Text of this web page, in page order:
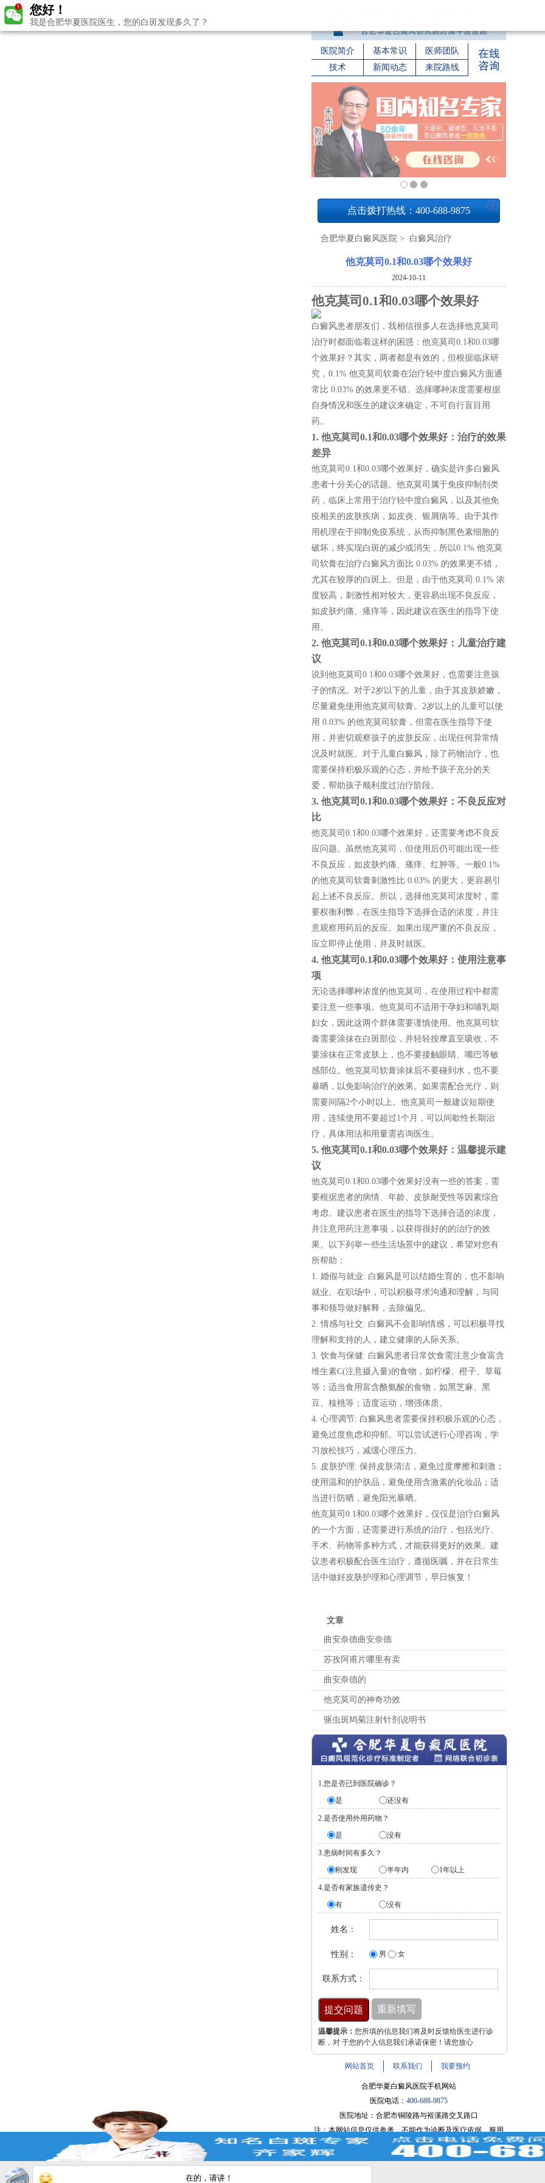
医院简介 基本常识
医师团队
技术
新闻动态 来院路线
点击拨打热线：400-688-9875 1
合肥华夏白癜风医院 > 白癜风治疗
他克莫司0.1和0.03哪个效果好
2024-10-11
他克莫司0.1和0.03哪个效果好
白癜风患者朋友们，我相信很多人在选择他克莫司
治疗时都面临着这样的困惑：他克莫司0.1和0.03哪
个效果好？其实，两者都是有效的，但根据临床研
究，0.1% 他克莫司软膏在治疗轻中度白癜风方面通
常比 0.03% 的效果更不错。选择哪种浓度需要根据
自身情况和医生的建议来确定，不可自行盲目用
药。
1. 他克莫司0.1和0.03哪个效果好：治疗的效果
差异
他克莫司0.1和0.03哪个效果好，确实是许多白癜风
患者十分关心的话题。他克莫司属于免疫抑制剂类
药，临床上常用于治疗轻中度白癜风，以及其他免
疫相关的皮肤疾病，如皮炎、银屑病等。由于其作
用机理在于抑制免疫系统，从而抑制黑色素细胞的
破坏，终实现白斑的减少或消失，所以0.1% 他克莫
司软膏在治疗白癜风方面比 0.03% 的效果更不错，
尤其在较厚的白斑上。但是，由于他克莫司 0.1% 浓
度较高，刺激性相对较大，更容易出现不良反应，
如皮肤灼痛、瘙痒等，因此建议在医生的指导下使
用。
2. 他克莫司0.1和0.03哪个效果好：儿童治疗建
议
说到他克莫司0.1和0.03哪个效果好，也需要注意孩
子的情况。对于2岁以下的儿童，由于其皮肤娇嫩，
尽量避免使用他克莫司软膏。2岁以上的儿童可以使
用 0.03% 的他克莫司软膏，但需在医生指导下使
用，并密切观察孩子的皮肤反应，出现任何异常情
况及时就医。对于儿童白癜风，除了药物治疗，也
需要保持积极乐观的心态，并给予孩子充分的关
爱，帮助孩子顺利度过治疗阶段。
3. 他克莫司0.1和0.03哪个效果好：不良反应对
比
他克莫司0.1和0.03哪个效果好，还需要考虑不良反
应问题。虽然他克莫司，但使用后仍可能出现一些
不良反应，如皮肤灼痛、瘙痒、红肿等。一般0.1%
的他克莫司软膏刺激性比 0.03% 的更大，更容易引
起上述不良反应。所以，选择他克莫司浓度时，需
要权衡利弊，在医生指导下选择合适的浓度，并注
意观察用药后的反应。如果出现严重的不良反应，
应立即停止使用，并及时就医。
4. 他克莫司0.1和0.03哪个效果好：使用注意事
项
无论选择哪种浓度的他克莫司，在使用过程中都需
要注意一些事项。他克莫司不适用于孕妇和哺乳期
妇女，因此这两个群体需要谨慎使用。他克莫司软
膏需要涂抹在白斑部位，并轻轻按摩直至吸收，不
要涂抹在正常皮肤上，也不要接触眼睛、嘴巴等敏
感部位。他克莫司软膏涂抹后不要碰到水，也不要
暴晒，以免影响治疗的效果。如果需配合光疗，则
需要间隔2个小时以上。他克莫司一般建议短期使
用，连续使用不要超过1个月，可以间歇性长期治
疗，具体用法和用量需咨询医生。
5. 他克莫司0.1和0.03哪个效果好：温馨提示建
议
他克莫司0.1和0.03哪个效果好没有一些的答案，需
要根据患者的病情、年龄、皮肤耐受性等因素综合
考虑。建议患者在医生的指导下选择合适的浓度，
并注意用药注意事项，以获得很好的的治疗的效
果。以下列举一些生活场景中的建议，希望对您有
所帮助：
1. 婚假与就业: 白癜风是可以结婚生育的，也不影响
就业。在职场中，可以积极寻求沟通和理解，与同
事和领导做好解释，去除偏见。
2. 情感与社交: 白癜风不会影响情感，可以积极寻找
理解和支持的人，建立健康的人际关系。
3. 饮食与保健: 白癜风患者日常饮食需注意少食富含
维生素C(注意摄入量)的食物，如柠檬、橙子、草莓
等；适当食用富含酪氨酸的食物，如黑芝麻、黑
豆、核桃等；适度运动，增强体质。
4. 心理调节: 白癜风患者需要保持积极乐观的心态，
避免过度焦虑和抑郁。可以尝试进行心理咨询，学
习放松技巧，减缓心理压力。
5. 皮肤护理: 保持皮肤清洁，避免过度摩擦和刺激；
使用温和的护肤品，避免使用含激素的化妆品；适
当进行防晒，避免阳光暴晒。
他克莫司0.1和0.03哪个效果好，仅仅是治疗白癜风
的一个方面，还需要进行系统的治疗，包括光疗、
手术、药物等多种方式，才能获得更好的效果。建
议患者积极配合医生治疗，遵循医嘱，并在日常生
活中做好皮肤护理和心理调节，早日恢复！
文章
曲安奈德曲安奈德
苏孜阿甫片哪里有卖
曲安奈德的
他克莫司的神奇功效
驱虫斑鸠菊注射针剂说明书
1.您是否已到医院确诊？
是
还没有
2.是否使用外用药物？
是
没有
3.患病时间有多久？
刚发现
半年内 1年以上
4.是否有家族遗传史？
有
没有
姓名：
性别： 男 女
联系方式：
温馨提示： 您所填的信息我们将及时反馈给医生进行诊
断，对 于您的个人信息我们承诺保密！请您放心
网站首页 联系我们 我要预约
合肥华夏白癜风医院手机网站
医院电话： 400-688-9875
医院地址：合肥市铜陵路与裕溪路交叉路口
注：本网站信息仅供参考，不能作为诊断及医疗依据，服用
药物或进行治疗时请遵医嘱。如有转载或引用文章涉及版权
问题，请与我们联系。
您好！
我是合肥华夏医院医生，您的白斑发现多久了？
在的，请讲！
您的白斑在什么部位？